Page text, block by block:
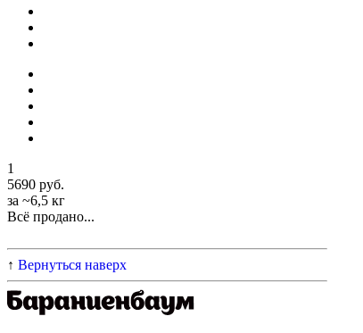
1
5690 руб.
за ~6,5 кг
Всё продано...
↑ Вернуться наверх